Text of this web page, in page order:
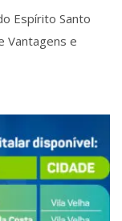
Espírito Santo
Vantagens e